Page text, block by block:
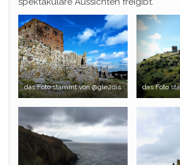
das Foto stammt von @gle2dis das Foto